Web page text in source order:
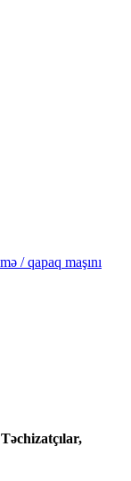
/ qapaq maşını